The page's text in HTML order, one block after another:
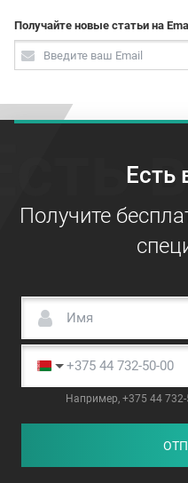
Получайте новые статьи на
Есть
Получите
Например, +375 44 732-